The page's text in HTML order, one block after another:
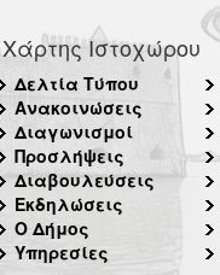
Χάρτης Ιστοχώρου
Δελτία Τύπου
Ανακοινώσεις
Διαγωνισμοί
Προσλήψεις
Διαβουλεύσεις
Εκδηλώσεις
Ο Δήμος
Υπηρεσίες